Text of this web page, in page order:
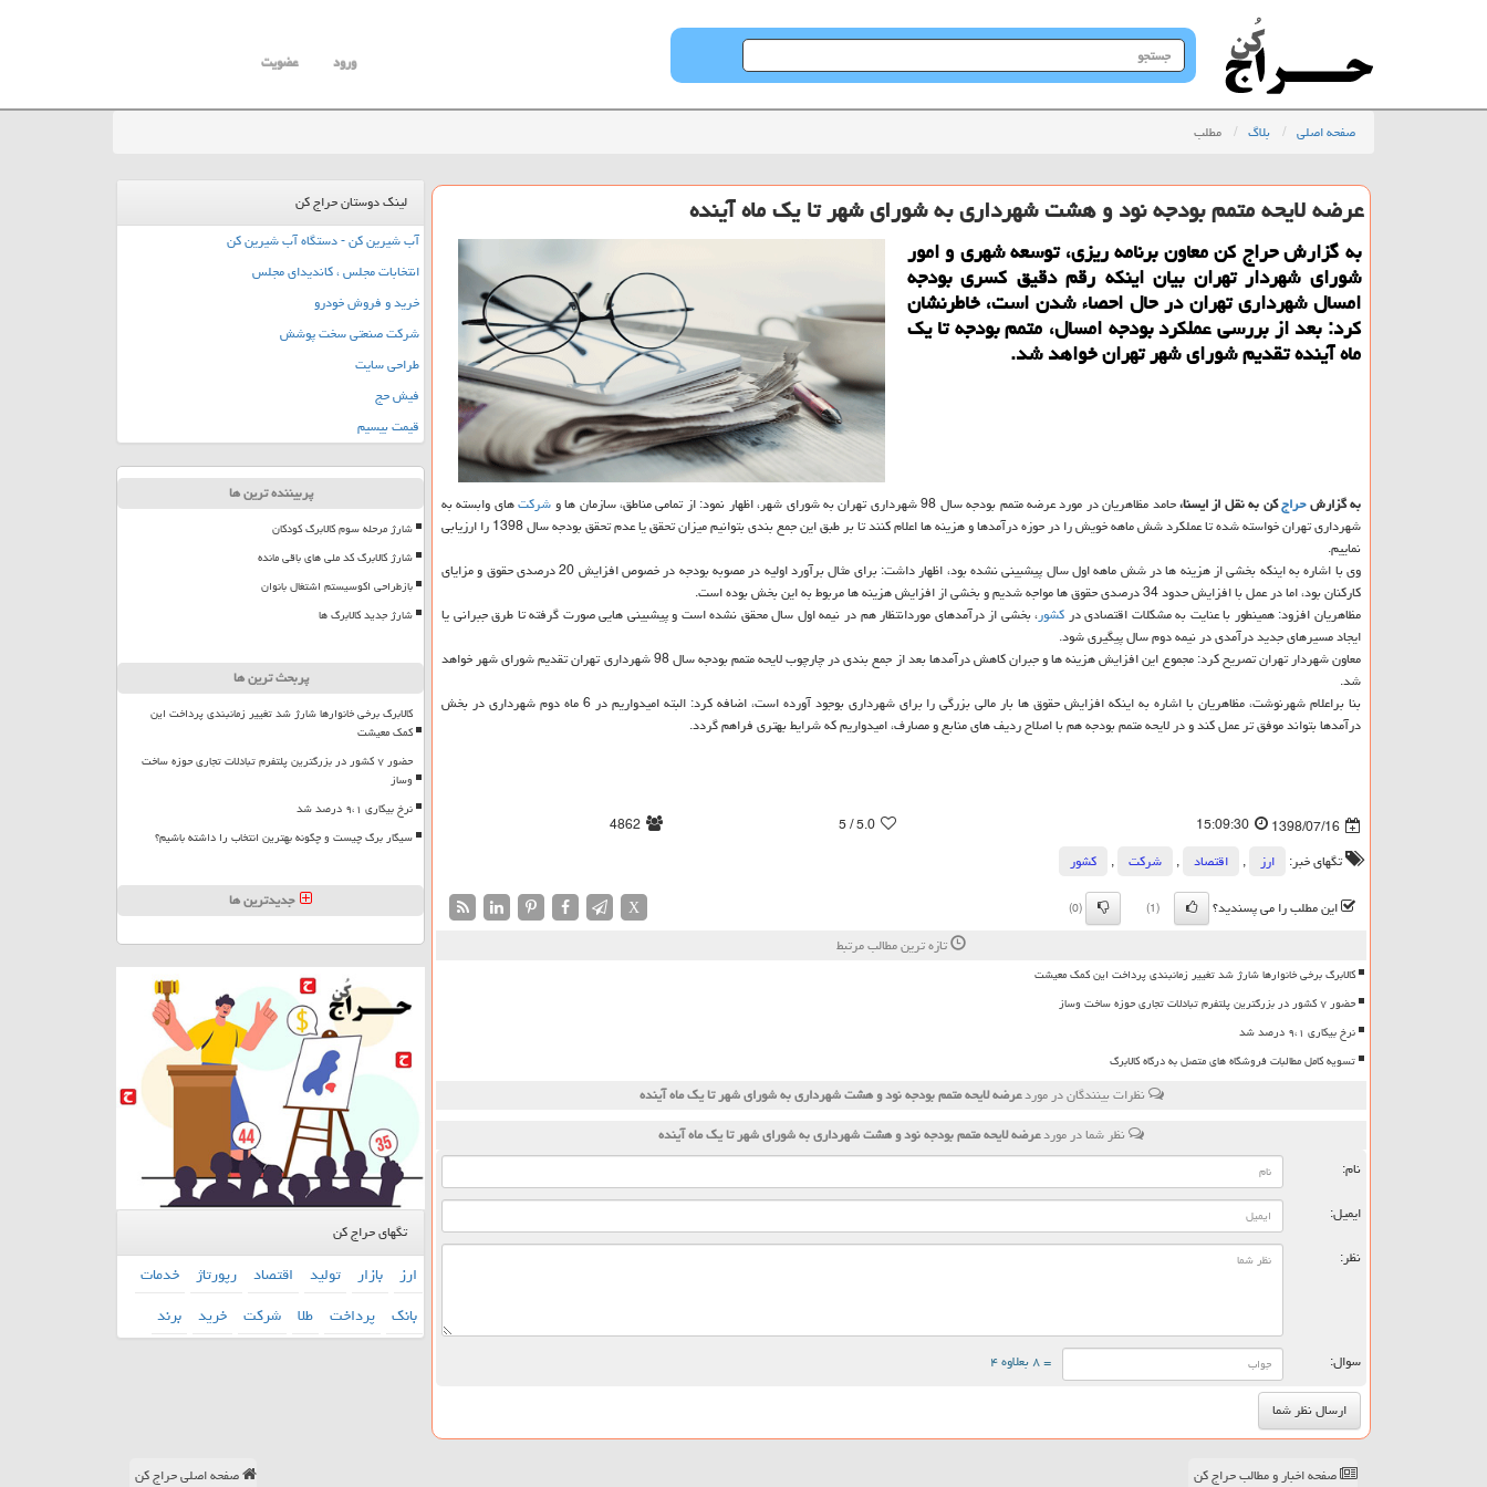
جستجو
در
ورود عضویت
صفحه اصلی بلاگ مطلب
عرضه لایحه متمم بودجه نود و هشت شهرداری به شورای شهر تا یك ماه آینده
به گزارش حراج كن معاون برنامه ریزی، توسعه شهری و امور
شورای شهردار تهران بیان اینكه رقم دقیق كسری بودجه
امسال شهرداری تهران در حال احصاء شدن است، خاطرنشان
كرد: بعد از بررسی عملكرد بودجه امسال، متمم بودجه تا یك
ماه آینده تقدیم شورای شهر تهران خواهد شد.
به گزارشحراجكن به نقل از ایسنا،حامد مظاهریان در مورد عرضه متمم بودجه سال 98 شهرداری تهران به شورای شهر، اظهار نمود: از تمامی مناطق، سازمان ها و شركتهای وابسته به
شهرداری تهران خواسته شده تا عملكرد شش ماهه خویش را در حوزه درآمدها و هزینه ها اعلام كنند تا بر طبق این جمع بندی بتوانیم میزان تحقق یا عدم تحقق بودجه سال 1398 را ارزیابی
نماییم.
وی با اشاره به اینكه بخشی از هزینه ها در شش ماهه اول سال پیشبینی نشده بود، اظهار داشت: برای مثال برآورد اولیه در مصوبه بودجه در خصوص افزایش 20 درصدی حقوق و مزایای
كاركنان بود، اما در عمل با افزایش حدود 34 درصدی حقوق ها مواجه شدیم و بخشی از افزایش هزینه ها مربوط به این بخش بوده است.
مظاهریان افزود: همینطور با عنایت به مشكلات اقتصادی دركشور، بخشی از درآمدهای موردانتظار هم در نیمه اول سال محقق نشده است و پیشبینی هایی صورت گرفته تا طرق جبرانی یا
ایجاد مسیرهای جدید درآمدی در نیمه دوم سال پیگیری شود.
معاون شهردار تهران تصریح كرد: مجموع این افزایش هزینه ها و جبران كاهش درآمدها بعد از جمع بندی در چارچوب لایحه متمم بودجه سال 98 شهرداری تهران تقدیم شورای شهر خواهد
شد.
بنا براعلام شهرنوشت، مظاهریان با اشاره به اینكه افزایش حقوق ها بار مالی بزرگی را برای شهرداری بوجود آورده است، اضافه كرد: البته امیدواریم در 6 ماه دوم شهرداری در بخش
درآمدها بتواند موفق تر عمل كند و در لایحه متمم بودجه هم با اصلاح ردیف های منابع و مصارف، امیدواریم كه شرایط بهتری فراهم گردد.
1398/07/16
15:09:30
5.0
/ 5
4862
تگهای خبر:
ارز , اقتصاد , شركت ,
كشور
این مطلب را می پسندید؟
(1)
(0)
X
تازه ترین مطالب مرتبط
کالابرگ برخی خانوارها شارژ شد تغییر زمانبندی پرداخت این کمک معیشت
حضور ۷ کشور در بزرگترین پلتفرم تبادلات تجاری حوزه ساخت وساز
نرخ بیکاری ۹،۱ درصد شد
تسویه کامل مطالبات فروشگاه های متصل به درگاه کالابرگ
نظرات بینندگان در موردعرضه لایحه متمم بودجه نود و هشت شهرداری به شورای شهر تا یك ماه آینده
نظر شما در موردعرضه لایحه متمم بودجه نود و هشت شهرداری به شورای شهر تا یك ماه آینده
نام:
ایمیل:
نظر:
سوال: = ۸ بعلاوه ۴
لینک دوستان حراج کن
آب شیرین کن - دستگاه آب شیرین کن
انتخابات مجلس ، کاندیدای مجلس
خرید و فروش خودرو
شرکت صنعتی سخت پوشش
طراحی سایت
فیش حج
قیمت بیسیم
پربیننده ترین ها
شارژ مرحله سوم کالابرگ کودکان
شارژ کالابرگ کد ملی های باقی مانده
بازطراحی اکوسیستم اشتغال بانوان
شارژ جدید کالابرگ ها
پربحث ترین ها
کالابرگ برخی خانوارها شارژ شد تغییر زمانبندی پرداخت این
کمک معیشت
حضور ۷ کشور در بزرگترین پلتفرم تبادلات تجاری حوزه ساخت
وساز
نرخ بیکاری ۹،۱ درصد شد
سیگار برگ چیست و چگونه بهترین انتخاب را داشته باشیم؟
جدیدترین ها
تگهای حراج کن
ارز بازار تولید اقتصاد رپورتاژ خدمات
بانك پرداخت طلا شركت خرید برند
صفحه اخبار و مطالب حراج کن صفحه اصلی حراج کن